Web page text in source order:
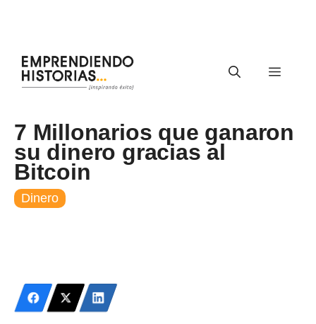
contenido
Menú
7 Millonarios que ganaron
su dinero gracias al
Bitcoin
Dinero